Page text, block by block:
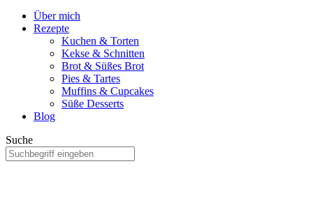
Über mich
Rezepte
Kuchen & Torten
Kekse & Schnitten
Brot & Süßes Brot
Pies & Tartes
Muffins & Cupcakes
Süße Desserts
Blog
Suche